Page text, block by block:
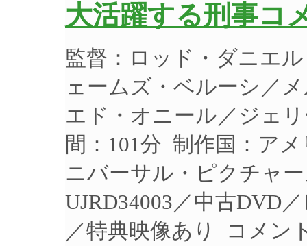
大活躍する刑事コ
監督：ロッド・ダニエ
ェームズ・ベルーシ／
エド・オニール／ジェ
間：101分 制作国：ア
ニバーサル・ピクチャ
UJRD34003／中古DVD
／特典映像あり コメン